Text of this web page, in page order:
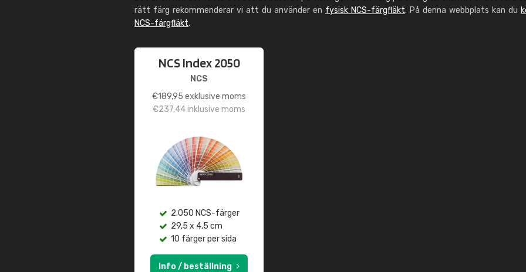
rätt färg rekommenderar vi att du använder en fysisk NCS-färgfläkt. På denna webbplats kan du
NCS-färgfläkt.
NCS Index 2050
NCS
€189,95 exklusive moms
€237,44inklusive moms
2.050 NCS-färger
29,5 x 4,5 cm
10 färger per sida
Info / beställning